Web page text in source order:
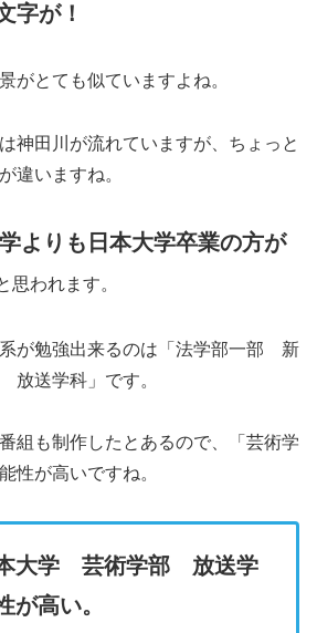
字が！
がとても似ていますよね。
神田川が流れていますが、ちょっと
違いますね。
よりも日本大学卒業の方が
思われます。
が勉強出来るのは「法学部一部 新
放送学科」です。
組も制作したとあるので、「芸術学
が高いですね。
大学 芸術学部 放送学
が高い。